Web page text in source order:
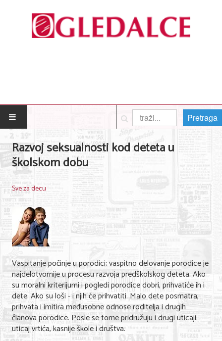
POČETNA
Posao
Usluge
Nega lica i tela
Shopping
Sve za venčanje
Sve za decu
Gastronomija
Kuća i bašta
Zdravlje i medicina
Pretraga
Razvoj seksualnosti kod deteta u
školskom dobu
Sve za decu
Vaspitanje počinje u porodici; vaspitno delovanje porodice je
najdelotvornije u procesu razvoja predškolskog deteta. Ako
su moralni kriterijumi i pogledi porodice dobri, prihvatiće ih i
dete. Ako su loši - i njih će prihvatiti. Malo dete posmatra,
prihvata i imitira međusobne odnose roditelja i drugih
članova porodice. Posle se tome pridružuju i drugi uticaji:
uticaj vrtića, kasnije škole i društva.